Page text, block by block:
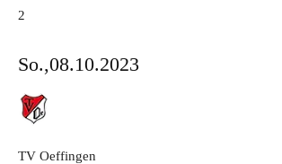
2
So.,08.10.2023
TV Oeffingen